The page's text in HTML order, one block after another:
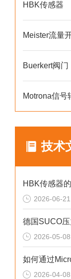
HBK传感器
Meister流量
Buerkert阀门
Motrona信号
技术
HBK传感器
2026-06-21
2026-05-08
2026-04-08